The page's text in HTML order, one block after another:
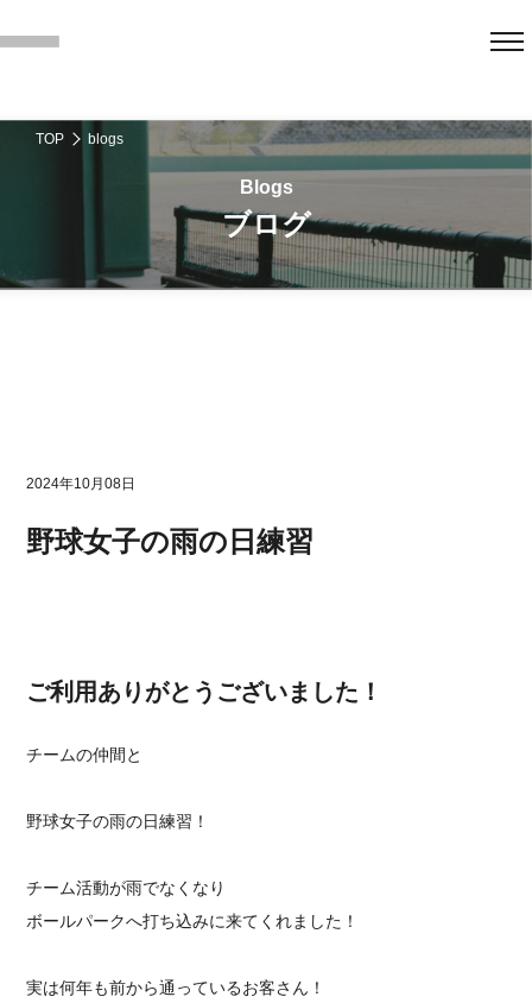
TOP blogs
ブログ
2024年10月08日
野球女子の雨の日練習
ご利用ありがとうございました！
チームの仲間と
野球女子の雨の日練習！
チーム活動が雨でなくなり
ボールパークへ打ち込みに来てくれました！
実は何年も前から通っているお客さん！